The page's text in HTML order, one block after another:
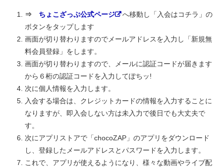
⇒ ちょこざっぷ公式ページ
へ移動し「入会はコチラ」の
ボタンをタップします
画面が切り替わりますのでメールアドレスを入力し「新規無
料会員登録」をします。
画面が切り替わりますので、メールに認証コードが届きます
から６桁の認証コードを入力してぽちッ!
次に個人情報を入力します。
入会する場合は、クレジットカードの情報を入力することに
なりますが、即入会しない方は未入力で後日でも大丈夫で
す。
次にアプリストアで「chocoZAP」のアプリをダウンロード
し、登録したメールアドレスとパスワードを入力します。
これで、アプリが使えるようになり、様々な動画やライブ配